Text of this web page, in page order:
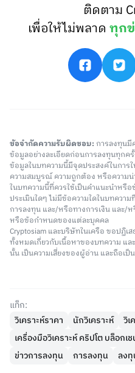
ติดตาม
เพื่อให้ไม่พลาดทุก
ข้อจำกัดความรับผิดชอบ: การลงทุนมี
ข้อมูลอย่างละเอียดก่อนการลงทุนทุกค
ข้อมูลในบทความนี้มีจุดประสงค์ในการ
ความสมบูรณ์ ความถูกต้อง หรือความ
ในบทความนี้ที่ควรใช้เป็นคำแนะนำหรื
ประเมินใดๆ ไม่มีข้อความใดในบทควา
การลงทุน และ/หรือทางการเงิน และ/
หรือข้อกำหนดของแต่ละบุคคล
Cryptosiam และบริษัทในเครือ ขอปฏิ
ทั้งหมดเกี่ยวกับเนื้อหาของบทความ แล
นั้น เป็นความเสี่ยงของผู้อ่าน และถือเป็
แท็ก:
วิเคราะห์ราคา
นักวิเคราะห์
วิเ
เครื่องมือวิเคราะห์ คริปโต บล็อกเ
ข่าวการลงทุน
การลงทุน ลง